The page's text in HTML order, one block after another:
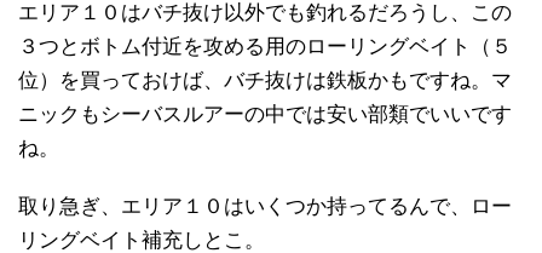
エリア１０はバチ抜け以外でも釣れるだろうし、この
３つとボトム付近を攻める用のローリングベイト（５
位）を買っておけば、バチ抜けは鉄板かもですね。マ
ニックもシーバスルアーの中では安い部類でいいです
ね。
取り急ぎ、エリア１０はいくつか持ってるんで、ロー
リングベイト補充しとこ。